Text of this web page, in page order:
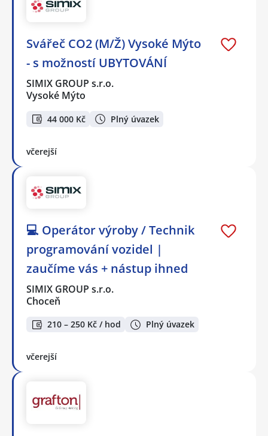
Svářeč CO2 (M/Ž) Vysoké Mýto
- s možností UBYTOVÁNÍ
SIMIX GROUP s.r.o.
Vysoké Mýto
44 000 Kč Plný úvazek
včerejší
💻 Operátor výroby / Technik
programování vozidel |
zaučíme vás + nástup ihned
SIMIX GROUP s.r.o.
Choceň
210 – 250 Kč / hod Plný úvazek
včerejší